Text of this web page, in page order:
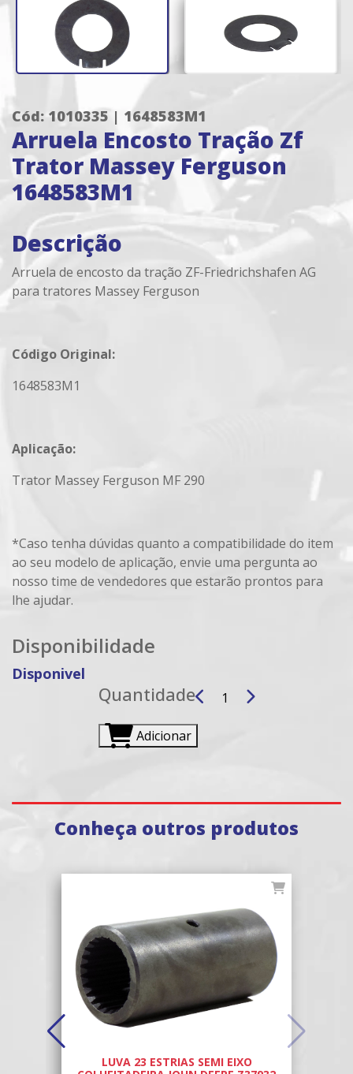
Cód: 1010335 | 1648583M1
Arruela Encosto Tração Zf
Trator Massey Ferguson
1648583M1
Descrição
Arruela de encosto da tração ZF-Friedrichshafen AG
para tratores Massey Ferguson
Código Original:
1648583M1
Aplicação:
Trator Massey Ferguson MF 290
*Caso tenha dúvidas quanto a compatibilidade do item
ao seu modelo de aplicação, envie uma pergunta ao
nosso time de vendedores que estarão prontos para
lhe ajudar.
Disponibilidade
Disponivel
Quantidade
Adicionar
Conheça outros produtos
LUVA 23 ESTRIAS SEMI EIXO